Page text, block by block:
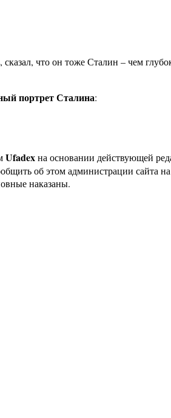
что он тоже Сталин – чем
портрет Сталина:
Ufadexна основании действующей
об этом администрации сайта
наказаны.